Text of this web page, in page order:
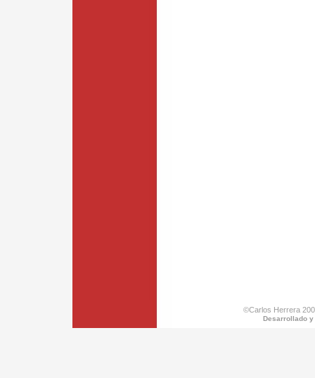
©Carlos Herrera
Desarrollado